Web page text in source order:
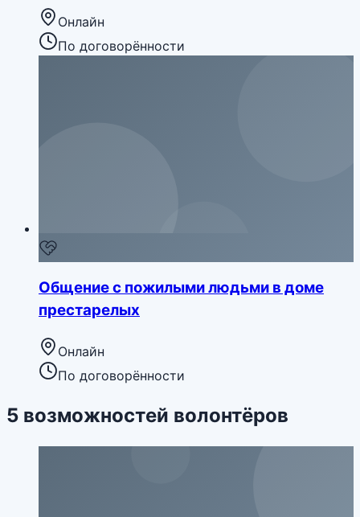
Онлайн
По договорённости
Общение с пожилыми людьми в доме
престарелых
Онлайн
По договорённости
5 возможностей волонтёров